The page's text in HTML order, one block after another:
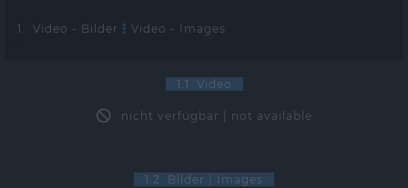
1. Video - Bilder Video - Images
1.1 Video
nicht verfügbar | not available
1.2 Bilder | Images